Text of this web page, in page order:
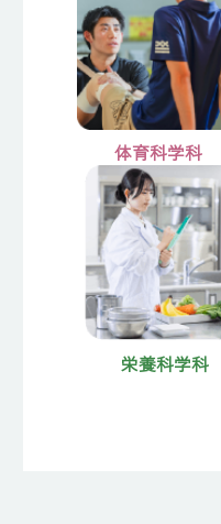
体育科学科
栄養科学科